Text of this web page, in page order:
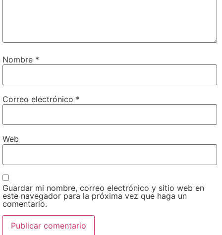
Nombre *
Correo electrónico *
Web
Guardar mi nombre, correo electrónico y sitio web en
este navegador para la próxima vez que haga un
comentario.